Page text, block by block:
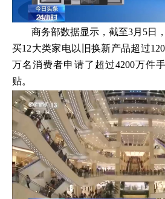
商务部数据显示，截至3月5日
买12大类家电以旧换新产品超过
万名消费者申请了超过4200万件
贴。